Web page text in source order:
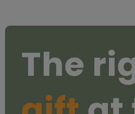
The